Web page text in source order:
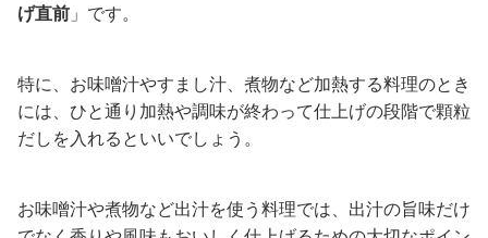
げ直前 」です。
特に、お味噌汁やすまし汁、煮物など加熱する料理のとき
には、ひと通り加熱や調味が終わって仕上げの段階で顆粒
だしを入れるといいでしょう。
お味噌汁や煮物など出汁を使う料理では、出汁の旨味だけ